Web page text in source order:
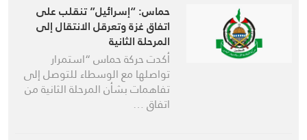
حماس: “إسرائيل” تنقلب على
اتفاق غزة وتعرقل الانتقال إلى
المرحلة الثانية
أكدت حركة حماس “استمرار
تواصلها مع الوسطاء للتوصل إلى
تفاهمات بشأن المرحلة الثانية من
اتفاق …